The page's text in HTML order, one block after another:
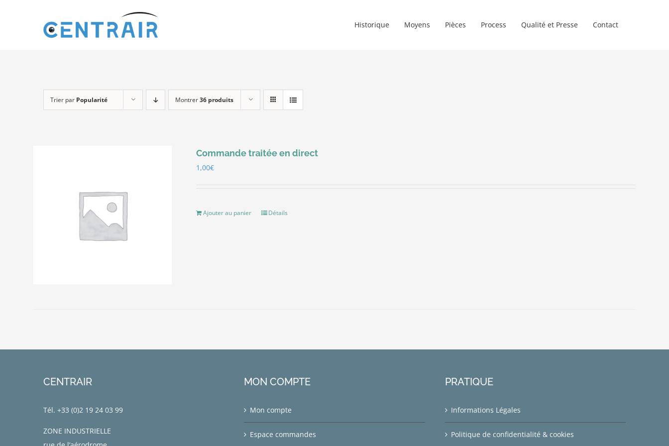
Historique Moyens Pièces Process Qualité et Presse Contact
Trier par Popularité Montrer36 produits
Commande traitée en direct
1,00€
Ajouter au panier Détails
CENTRAIR
Tél. +33 (0)2 19 24 03 99
ZONE INDUSTRIELLE
MON COMPTE
Mon compte
Espace commandes
PRATIQUE
Informations Légales
Politique de confidentialité & cookies